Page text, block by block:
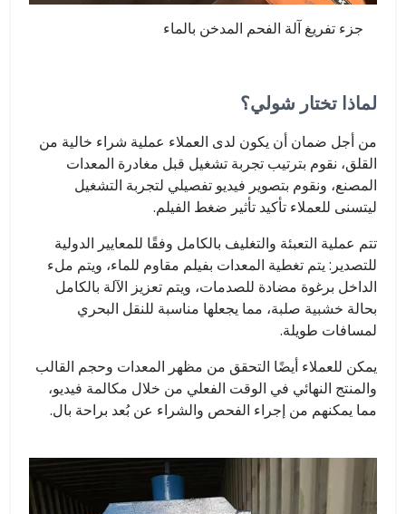
جزء تفريغ آلة الفحم المدخن بالماء
لماذا تختار شولي؟
من أجل ضمان أن يكون لدى العملاء عملية شراء خالية من
القلق، نقوم بترتيب تجربة تشغيل قبل مغادرة المعدات
المصنع، ونقوم بتصوير فيديو تفصيلي لتجربة التشغيل
ليتسنى للعملاء تأكيد تأثير ضغط الفيلم.
تتم عملية التعبئة والتغليف بالكامل وفقًا للمعايير الدولية
للتصدير: يتم تغطية المعدات بفيلم مقاوم للماء، ويتم ملء
الداخل برغوة مضادة للصدمات، ويتم تعزيز الآلة بالكامل
بحالة خشبية صلبة، مما يجعلها مناسبة للنقل البحري
لمسافات طويلة.
يمكن للعملاء أيضًا التحقق من مظهر المعدات وحجم القالب
والمنتج النهائي في الوقت الفعلي من خلال مكالمة فيديو،
مما يمكنهم من إجراء الفحص والشراء عن بُعد براحة بال.